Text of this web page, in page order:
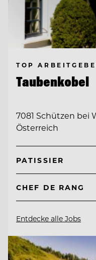
TOP
Taubenkobel
7081 Schützen bei
Österreich
PATISSIER
CHEF DE RANG
Entdecke alle Jobs